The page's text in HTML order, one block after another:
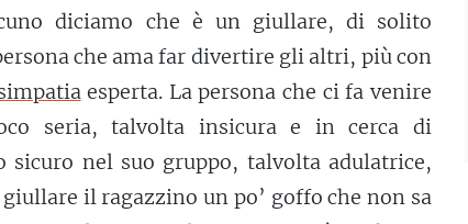
diciamo che è un giullare, di solito
che ama far divertire gli altri, più con
esperta. La persona che ci fa venire
seria, talvolta insicura e in cerca di
sicuro nel suo gruppo, talvolta adulatrice,
il ragazzino un po’ goffo che non sa